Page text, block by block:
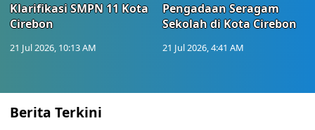
Klarifikasi SMPN 11 Kota
Cirebon
21 Jul 2026, 10:13 AM
Pengadaan Seragam
Sekolah di Kota Cirebon
21 Jul 2026, 4:41 AM
Berita Terkini